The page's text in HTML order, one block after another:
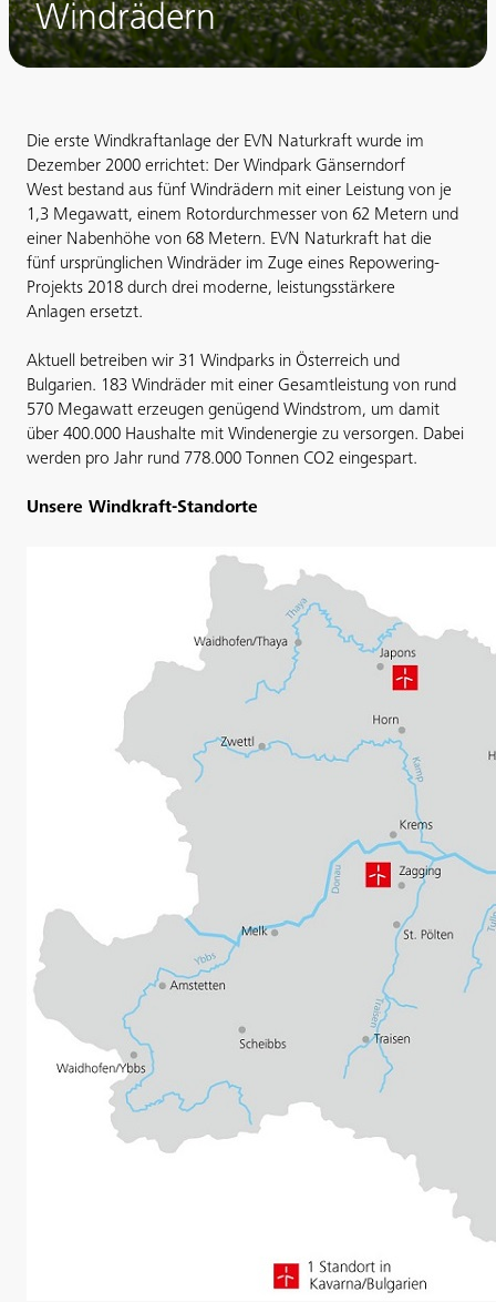
Windrädern
Die erste Windkraftanlage der EVN Naturkraft wurde im
Dezember 2000 errichtet: Der Windpark Gänserndorf
West bestand aus fünf Windrädern mit einer Leistung von je
1,3 Megawatt, einem Rotordurchmesser von 62 Metern und
einer Nabenhöhe von 68 Metern. EVN Naturkraft hat die
fünf ursprünglichen Windräder im Zuge eines Repowering-
Projekts 2018 durch drei moderne, leistungsstärkere
Anlagen ersetzt.
Aktuell betreiben wir 31 Windparks in Österreich und
Bulgarien. 183 Windräder mit einer Gesamtleistung von rund
570 Megawatt erzeugen genügend Windstrom, um damit
über 400.000 Haushalte mit Windenergie zu versorgen. Dabei
werden pro Jahr rund 778.000 Tonnen CO2 eingespart.
Unsere Windkraft-Standorte